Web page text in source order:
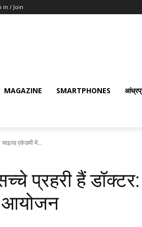
in / Join
MAGAZINE SMARTPHONES
एकेडमी में...
प्रहरी हैं
आयोजन